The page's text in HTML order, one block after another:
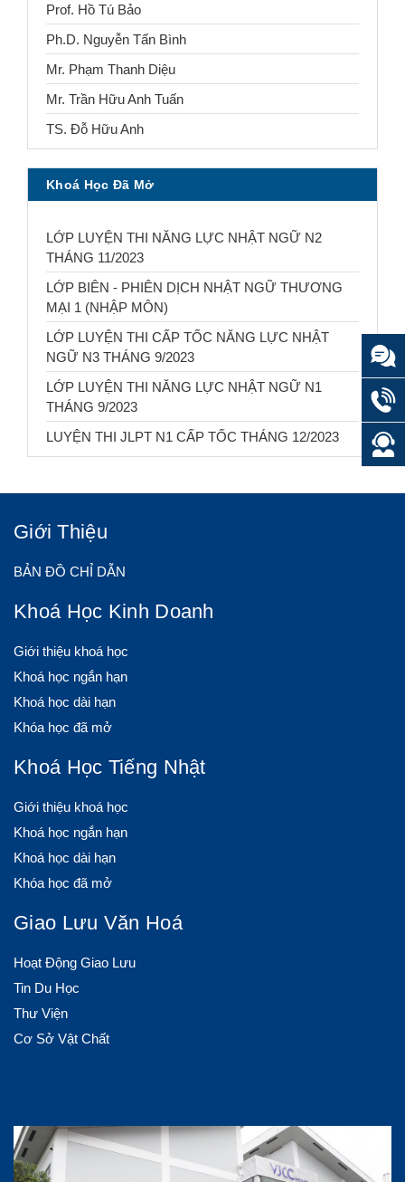
Prof. Hồ Tú Bảo
Ph.D. Nguyễn Tấn Bình
Mr. Phạm Thanh Diệu
Mr. Trần Hữu Anh Tuấn
TS. Đỗ Hữu Anh
Khoá Học Đã Mở
LỚP LUYỆN THI NĂNG LỰC NHẬT NGỮ N2
THÁNG 11/2023
LỚP BIÊN - PHIÊN DỊCH NHẬT NGỮ THƯƠNG
MẠI 1 (NHẬP MÔN)
LỚP LUYỆN THI CẤP TỐC NĂNG LỰC NHẬT
NGỮ N3 THÁNG 9/2023
LỚP LUYỆN THI NĂNG LỰC NHẬT NGỮ N1
THÁNG 9/2023
LUYỆN THI JLPT N1 CẤP TỐC THÁNG 12/2023
Giới Thiệu
BẢN ĐỒ CHỈ DẪN
Khoá Học Kinh Doanh
Giới thiệu khoá học
Khoá học ngắn hạn
Khoá học dài hạn
Khóa học đã mở
Khoá Học Tiếng Nhật
Giới thiệu khoá học
Khoá học ngắn hạn
Khoá học dài hạn
Khóa học đã mở
Giao Lưu Văn Hoá
Hoạt Động Giao Lưu
Tin Du Học
Thư Viện
Cơ Sở Vật Chất